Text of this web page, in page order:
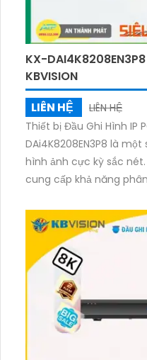
KX-
KBVISION
LIÊN HỆ
LIÊN HỆ
Thiết bị Đầu Ghi Hình IP
DAi4K8208EN3P8 là
hình ảnh cực kỳ sắc nét.
cung cấp khả năng
đêm hiệu quả nhờ vào
trong, nó cung cấp
hình ảnh nét cả ngày
Sản phẩm còn hỗ trợ
đáp ứng chuẩn ONVIF.